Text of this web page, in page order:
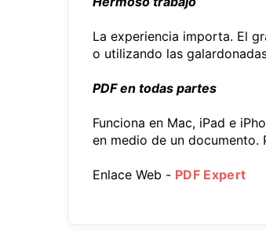
La experiencia importa. El
o utilizando las
PDF en todas partes
Funciona en Mac, iPad e
en medio de un documento.
Enlace Web - PDF Expert